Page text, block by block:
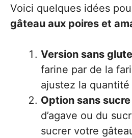
Voici quelques idées
gâteau aux poires et
Version sans
farine par de la
ajustez la
Option sans sucre
d’agave ou du
sucrer votre